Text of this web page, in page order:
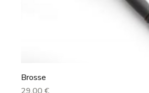
Brosse
Prix
29,00 €